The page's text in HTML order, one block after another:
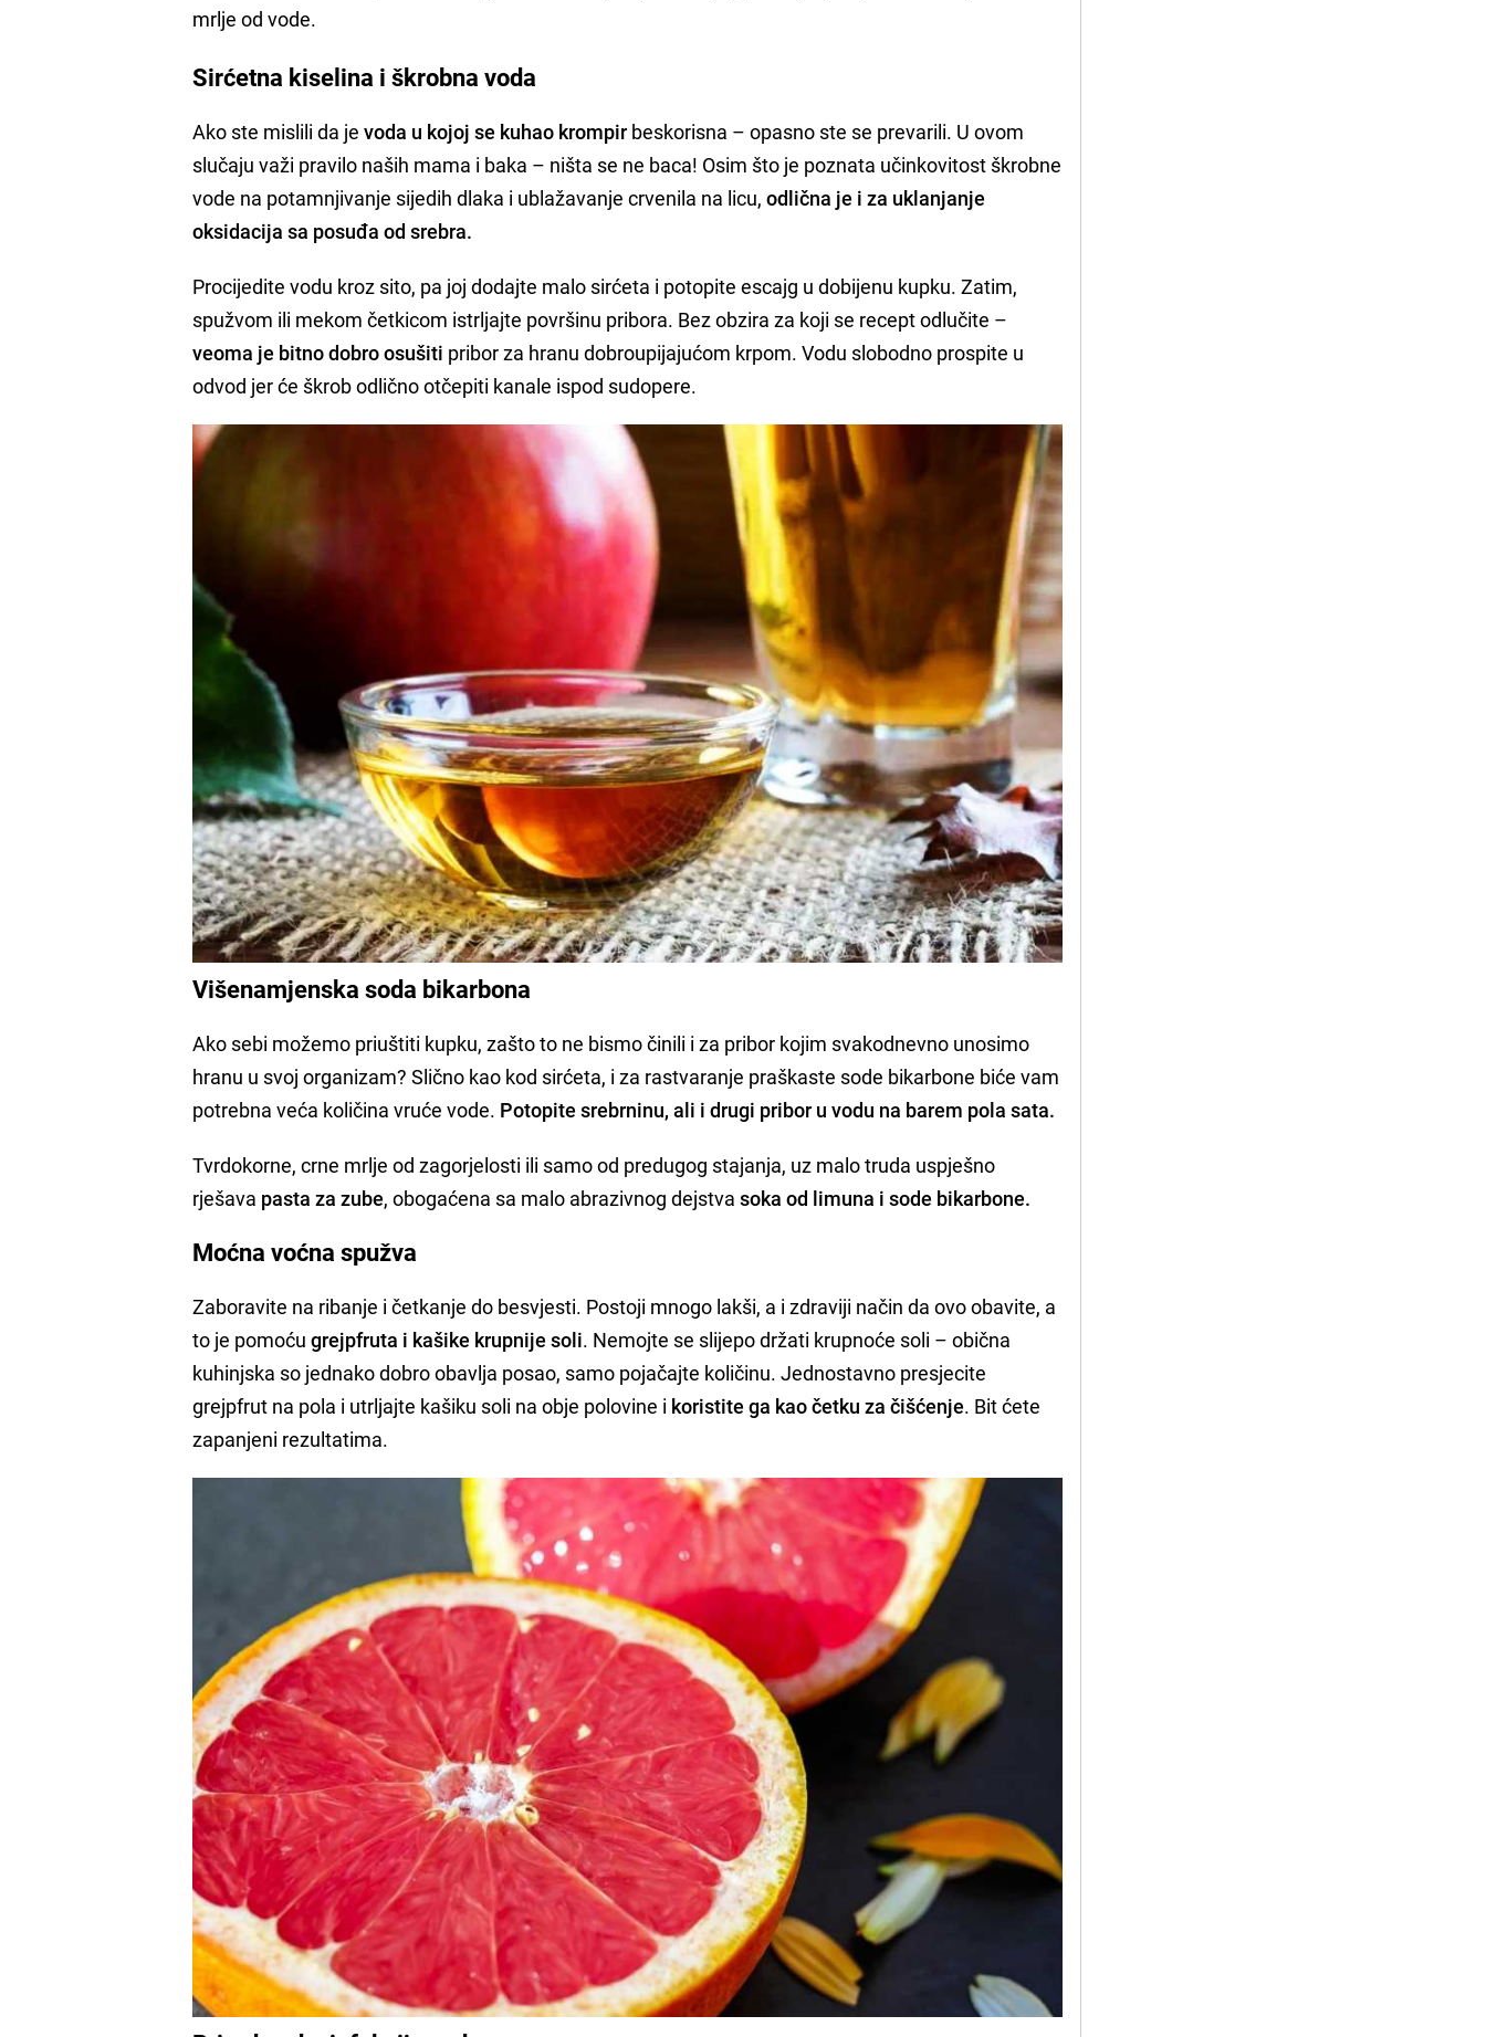
mrlje od vode.
Sirćetna kiselina i škrobna voda
Ako ste mislili da jevoda u kojoj se kuhao krompir beskorisna – opasno ste se prevarili. U ovom
slučaju važi pravilo naših mama i baka – ništa se ne baca! Osim što je poznata učinkovitost škrobne
vode na potamnjivanje sijedih dlaka i ublažavanje crvenila na licu,odlična je i za uklanjanje
oksidacija sa posuđa od srebra.
Procijedite vodu kroz sito, pa joj dodajte malo sirćeta i potopite escajg u dobijenu kupku. Zatim,
spužvom ili mekom četkicom istrljajte površinu pribora. Bez obzira za koji se recept odlučite –
veoma je bitno dobro osušiti pribor za hranu dobroupijajućom krpom. Vodu slobodno prospite u
odvod jer će škrob odlično otčepiti kanale ispod sudopere.
Višenamjenska soda bikarbona
Ako sebi možemo priuštiti kupku, zašto to ne bismo činili i za pribor kojim svakodnevno unosimo
hranu u svoj organizam? Slično kao kod sirćeta, i za rastvaranje praškaste sode bikarbone biće vam
potrebna veća količina vruće vode. Potopite srebrninu, ali i drugi pribor u vodu na barem pola sata.
Tvrdokorne, crne mrlje od zagorjelosti ili samo od predugog stajanja, uz malo truda uspješno
rješava pasta za zube, obogaćena sa malo abrazivnog dejstvasoka od limuna i sode bikarbone.
Moćna voćna spužva
Zaboravite na ribanje i četkanje do besvjesti. Postoji mnogo lakši, a i zdraviji način da ovo obavite, a
to je pomoću grejpfruta i kašike krupnije soli. Nemojte se slijepo držati krupnoće soli – obična
kuhinjska so jednako dobro obavlja posao, samo pojačajte količinu. Jednostavno presjecite
grejpfrut na pola i utrljajte kašiku soli na obje polovine i koristite ga kao četku za čišćenje. Bit ćete
zapanjeni rezultatima.